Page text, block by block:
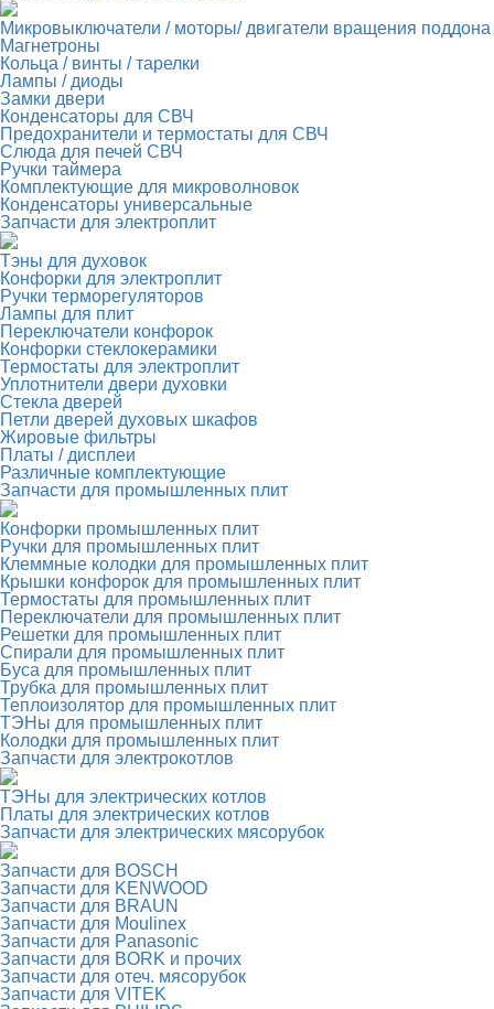
Микровыключатели / моторы/ двигатели вращения поддона
Магнетроны
Кольца / винты / тарелки
Лампы / диоды
Замки двери
Конденсаторы для СВЧ
Предохранители и термостаты для СВЧ
Слюда для печей СВЧ
Ручки таймера
Комплектующие для микроволновок
Конденсаторы универсальные
Запчасти для электроплит
Тэны для духовок
Конфорки для электроплит
Ручки терморегуляторов
Лампы для плит
Переключатели конфорок
Конфорки стеклокерамики
Термостаты для электроплит
Уплотнители двери духовки
Стекла дверей
Петли дверей духовых шкафов
Жировые фильтры
Платы / дисплеи
Различные комплектующие
Запчасти для промышленных плит
Конфорки промышленных плит
Ручки для промышленных плит
Клеммные колодки для промышленных плит
Крышки конфорок для промышленных плит
Термостаты для промышленных плит
Переключатели для промышленных плит
Решетки для промышленных плит
Спирали для промышленных плит
Буса для промышленных плит
Трубка для промышленных плит
Теплоизолятор для промышленных плит
ТЭНы для промышленных плит
Колодки для промышленных плит
Запчасти для электрокотлов
ТЭНы для электрических котлов
Платы для электрических котлов
Запчасти для электрических мясорубок
Запчасти для BOSCH
Запчасти для KENWOOD
Запчасти для BRAUN
Запчасти для Moulinex
Запчасти для Panasonic
Запчасти для BORK и прочих
Запчасти для отеч. мясорубок
Запчасти для VITEK